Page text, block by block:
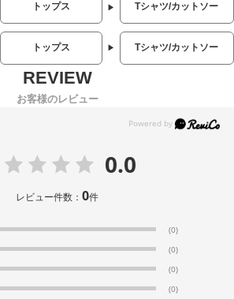
トップス Tシャツ/カットソー
トップス Tシャツ/カットソー
お客様のレビュー
0.0
レビュー件数：0件
(0)
(0)
(0)
(0)